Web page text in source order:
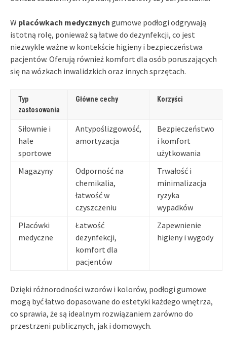
W placówkach medycznych gumowe podłogi odgrywają
istotną rolę, ponieważ są łatwe do dezynfekcji, co jest
niezwykle ważne w kontekście higieny i bezpieczeństwa
pacjentów. Oferują również komfort dla osób poruszających
się na wózkach inwalidzkich oraz innych sprzętach.
Typ
zastosowania
Główne cechy Korzyści
Siłownie i
hale
sportowe
Antypoślizgowość,
amortyzacja
Bezpieczeństwo
i komfort
użytkowania
Magazyny
Odporność na
chemikalia,
łatwość w
czyszczeniu
Trwałość i
minimalizacja
ryzyka
wypadków
Placówki
medyczne
Łatwość
dezynfekcji,
komfort dla
pacjentów
Zapewnienie
higieny i wygody
Dzięki różnorodności wzorów i kolorów, podłogi gumowe
mogą być łatwo dopasowane do estetyki każdego wnętrza,
co sprawia, że są idealnym rozwiązaniem zarówno do
przestrzeni publicznych, jak i domowych.